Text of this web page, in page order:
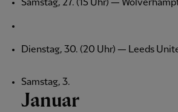
Samstag, 27. (15 Uhr) —
Dienstag, 30. (20 Uhr) — Leeds
Samstag, 3.
Januar